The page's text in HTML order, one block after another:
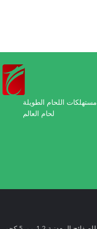
مستهلكات اللحام الطويلة
لحام العالم